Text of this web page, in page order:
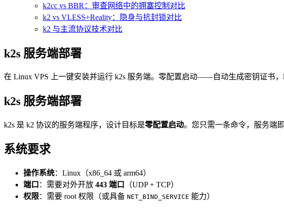
k2cc vs BBR：审查网络中的拥塞控制对比
k2 vs VLESS+Reality：隐身与抗封锁对比
k2 与主流协议技术对比
k2s 服务端部署
在 Linux VPS 上一键安装并运行 k2s 服务端。零配置启动——自动生成密钥证书，
k2s 服务端部署
k2s 是 k2 协议的服务端程序，设计目标是零配置启动。您只需一条命令，服务端
系统要求
操作系统：Linux（x86_64 或 arm64）
端口 ：需要对外开放 443 端口
（UDP + TCP）
权限：需要 root 权限（或具备 NET_BIND_SERVICE 能力）